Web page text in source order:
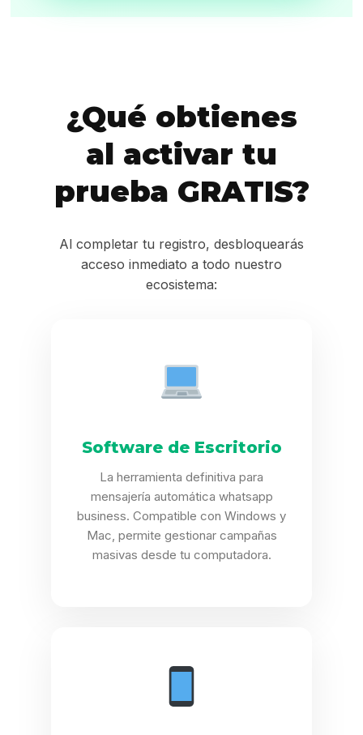
¿Qué obtienes
al activar tu
prueba GRATIS?
Al completar tu registro, desbloquearás
acceso inmediato a todo nuestro
ecosistema:
Software de Escritorio
La herramienta definitiva para
mensajería automática whatsapp
business. Compatible con Windows y
Mac, permite gestionar campañas
masivas desde tu computadora.